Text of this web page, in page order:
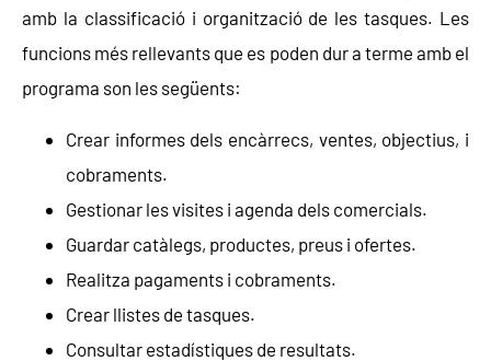
amb la classificació i organització de les tasques. Les
funcions més rellevants que es poden dur a terme amb el
programa son les següents:
Crear informes dels encàrrecs, ventes, objectius, i
cobraments.
Gestionar les visites i agenda dels comercials.
Guardar catàlegs, productes, preus i ofertes.
Realitza pagaments i cobraments.
Crear llistes de tasques.
Consultar estadístiques de resultats.